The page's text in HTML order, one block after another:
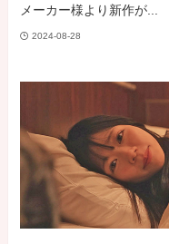
メーカー様より新作が...
2024-08-28